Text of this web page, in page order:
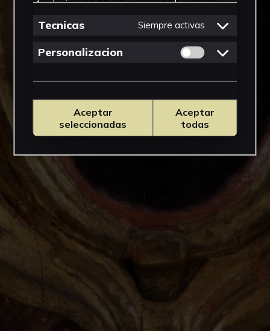
Tecnicas Siempre activas
Personalizacion Permitir cookies
Aceptar
seleccionadas
Aceptar
todas